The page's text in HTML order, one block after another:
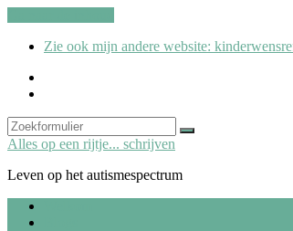
Zie ook mijn andere website:
Zoeken
Alles op een rijtje... schrijven
Leven op het autismespectrum